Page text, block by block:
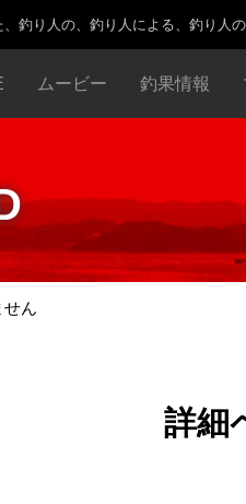
釣り人の、釣り人による、釣り人
ムービー 釣果情報
せん
詳細